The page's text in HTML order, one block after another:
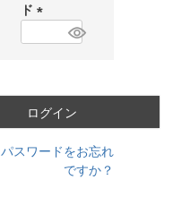
ド
ログイン
パスワードをお忘れ
ですか？